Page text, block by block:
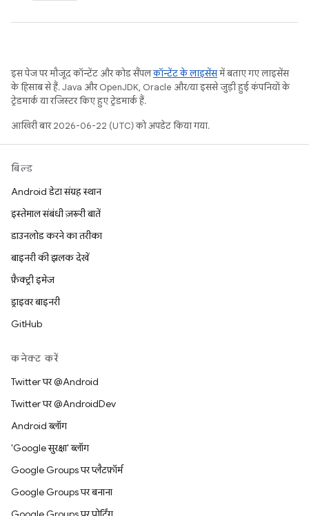
इस पेज पर मौजूद कॉन्टेंट और कोड सैंपलकॉन्टेंट के लाइसेंसमें बताए गए लाइसेंस
के हिसाब से हैं. Java और OpenJDK, Oracle और/या इससे जुड़ी हुई कंपनियों के
ट्रेडमार्क या रजिस्टर किए हुए ट्रेडमार्क हैं.
आखिरी बार 2026-06-22 (UTC) को अपडेट किया गया.
बिल्ड
Android डेटा संग्रह स्थान
इस्तेमाल संबंधी ज़रूरी बातें
डाउनलोड करने का तरीका
बाइनरी की झलक देखें
फ़ैक्ट्री इमेज
ड्राइवर बाइनरी
GitHub
कनेक्ट करें
Twitter पर @Android
Twitter पर @AndroidDev
Android ब्लॉग
'Google सुरक्षा' ब्लॉग
Google Groups पर प्लैटफ़ॉर्म
Google Groups पर बनाना